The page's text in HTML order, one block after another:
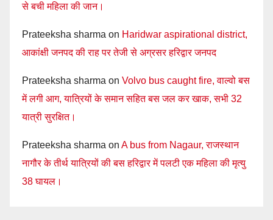
से बची महिला की जान।
Prateeksha sharma on Haridwar aspirational district,
आकांक्षी जनपद की राह पर तेजी से अग्रसर हरिद्वार जनपद
Prateeksha sharma on Volvo bus caught fire, वाल्वो बस
में लगी आग, यात्रियों के समान सहित बस जल कर खाक, सभी 32
यात्री सुरक्षित।
Prateeksha sharma on A bus from Nagaur, राजस्थान
नागौर के तीर्थ यात्रियों की बस हरिद्वार में पलटी एक महिला की मृत्यु
38 घायल।